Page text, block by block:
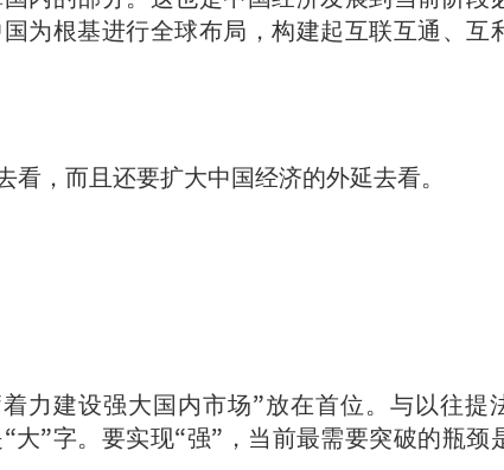
为根基进行全球布局，构建起互联互通、互
，而且还要扩大中国经济的外延去看。
力建设强大国内市场”放在首位。与以往提
大”字。要实现“强”，当前最需要突破的瓶颈